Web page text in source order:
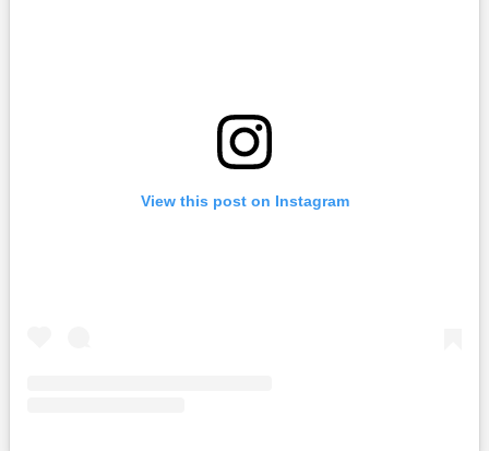
View this post on Instagram